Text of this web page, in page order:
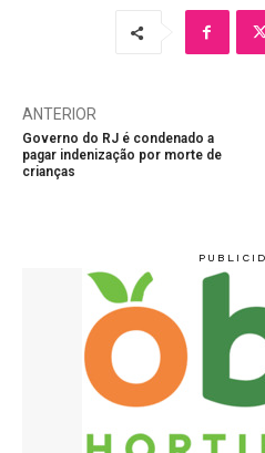
ANTERIOR
Governo do RJ é condenado a
pagar indenização por morte de
crianças